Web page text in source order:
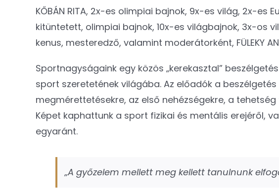
KŐBÁN RITA, 2x-es olimpiai bajnok, 9x-es világ, 2x-es
kitüntetett, olimpiai bajnok, ️10x-es világbajnok, ️3x-os
kenus, mesteredző, valamint moderátorként, FÜLEKY
Sportnagyságaink egy közös „kerekasztal”
sport szeretetének világába. Az előadók a
megmérettetésekre, az első nehézségekre, a
Képet kaphattunk a sport fizikai és mentális erejéről,
egyaránt.
„A győzelem mellett meg kellett tanulnunk